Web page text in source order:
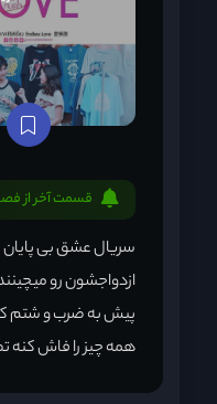
قسمت آخر از فصل 1
سریال عشق بی پایان
ازدواجشون رو
پیش به ضرب و شتم
همه چیز را فاش کنه